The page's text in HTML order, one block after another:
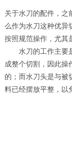
关于水刀的配件，之
么作为水刀这种优异
按照规范操作，尤其
水刀的工作主要是
成整个切割，因此操
的；而水刀头是与被
料已经摆放平整，以